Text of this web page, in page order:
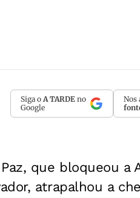
Siga o A TARDE no
Google
Nos
que bloqueou a
atrapalhou a